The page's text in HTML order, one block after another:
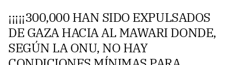
¡¡¡¡¡300,000 HAN SIDO EXPULSADOS
DE GAZA HACIA AL MAWARI DONDE,
SEGÚN LA ONU, NO HAY